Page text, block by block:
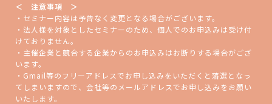
＜ 注意事項 ＞
・セミナー内容は予告なく変更となる場合がございます。
・法人様を対象としたセミナーのため、個人でのお申込みは受け付
けておりません。
・主催企業と競合する企業からのお申込みはお断りする場合がござ
います。
・Gmail等のフリーアドレスでお申し込みをいただくと落選となっ
てしまいますので、会社等のメールアドレスでお申し込みをお願い
いたします。